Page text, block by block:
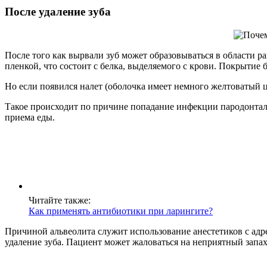
После удаление зуба
После того как вырвали зуб может образовываться в области
пленкой, что состоит с белка, выделяемого с крови.
Но если появился налет (оболочка имеет немного желтоватый
Такое происходит по причине попадание инфекции
приема еды.
Читайте также:
Как применять антибиотики при ларингите?
Причиной альвеолита служит использование анестетиков с
удаление зуба. Пациент может жаловаться на неприятный